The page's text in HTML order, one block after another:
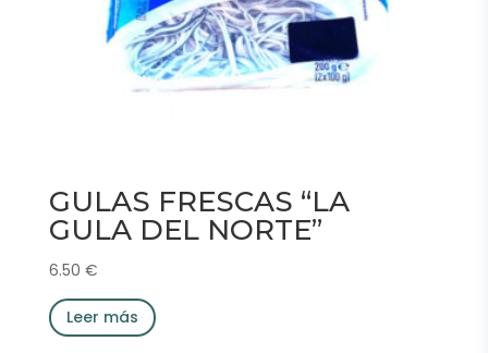
GULAS FRESCAS “LA
GULA DEL NORTE”
6.50 €
Leer más